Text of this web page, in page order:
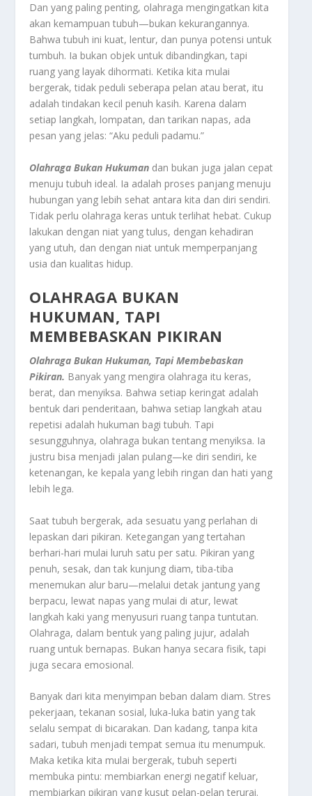
Dan yang paling penting, olahraga mengingatkan kita
akan kemampuan tubuh—bukan kekurangannya.
Bahwa tubuh ini kuat, lentur, dan punya potensi untuk
tumbuh. Ia bukan objek untuk dibandingkan, tapi
ruang yang layak dihormati. Ketika kita mulai
bergerak, tidak peduli seberapa pelan atau berat, itu
adalah tindakan kecil penuh kasih. Karena dalam
setiap langkah, lompatan, dan tarikan napas, ada
pesan yang jelas: “Aku peduli padamu.”
Olahraga Bukan Hukuman dan bukan juga jalan cepat
menuju tubuh ideal. Ia adalah proses panjang menuju
hubungan yang lebih sehat antara kita dan diri sendiri.
Tidak perlu olahraga keras untuk terlihat hebat. Cukup
lakukan dengan niat yang tulus, dengan kehadiran
yang utuh, dan dengan niat untuk memperpanjang
usia dan kualitas hidup.
OLAHRAGA BUKAN
HUKUMAN, TAPI
MEMBEBASKAN PIKIRAN
Olahraga Bukan Hukuman, Tapi Membebaskan
Pikiran. Banyak yang mengira olahraga itu keras,
berat, dan menyiksa. Bahwa setiap keringat adalah
bentuk dari penderitaan, bahwa setiap langkah atau
repetisi adalah hukuman bagi tubuh. Tapi
sesungguhnya, olahraga bukan tentang menyiksa. Ia
justru bisa menjadi jalan pulang—ke diri sendiri, ke
ketenangan, ke kepala yang lebih ringan dan hati yang
lebih lega.
Saat tubuh bergerak, ada sesuatu yang perlahan di
lepaskan dari pikiran. Ketegangan yang tertahan
berhari-hari mulai luruh satu per satu. Pikiran yang
penuh, sesak, dan tak kunjung diam, tiba-tiba
menemukan alur baru—melalui detak jantung yang
berpacu, lewat napas yang mulai di atur, lewat
langkah kaki yang menyusuri ruang tanpa tuntutan.
Olahraga, dalam bentuk yang paling jujur, adalah
ruang untuk bernapas. Bukan hanya secara fisik, tapi
juga secara emosional.
Banyak dari kita menyimpan beban dalam diam. Stres
pekerjaan, tekanan sosial, luka-luka batin yang tak
selalu sempat di bicarakan. Dan kadang, tanpa kita
sadari, tubuh menjadi tempat semua itu menumpuk.
Maka ketika kita mulai bergerak, tubuh seperti
membuka pintu: membiarkan energi negatif keluar,
membiarkan pikiran yang kusut pelan-pelan terurai.